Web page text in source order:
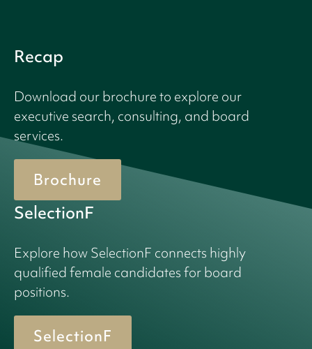
Recap
Download our brochure to explore our
executive search, consulting, and board
services.
Brochure
SelectionF
Explore how SelectionF connects highly
qualified female candidates for board
positions.
SelectionF